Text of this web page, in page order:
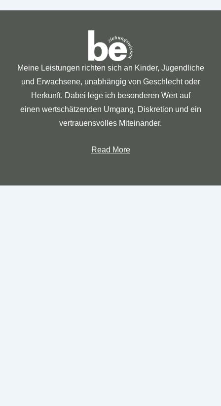
Meine Leistungen richten sich an Kinder, Jugendliche
und Erwachsene, unabhängig von Geschlecht oder
Herkunft. Dabei lege ich besonderen Wert auf
einen wertschätzenden Umgang, Diskretion und ein
vertrauensvolles Miteinander.
Read More